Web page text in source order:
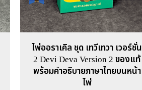
ไพ่ออราเคิล ชุด เทวีเทวา เวอร์ชั่น
2 Devi Deva Version 2 ของแท้
พร้อมคำอธิบายภาษาไทยบนหน้า
ไพ่